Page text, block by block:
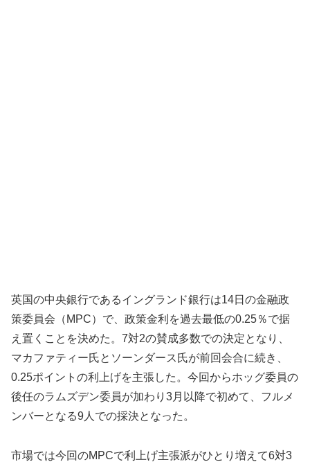
英国の中央銀行であるイングランド銀行は14日の金融政
策委員会（MPC）で、政策金利を過去最低の0.25％で据
え置くことを決めた。7対2の賛成多数での決定となり、
マカファティー氏とソーンダース氏が前回会合に続き、
0.25ポイントの利上げを主張した。今回からホッグ委員の
後任のラムズデン委員が加わり3月以降で初めて、フルメ
ンバーとなる9人での採決となった。
市場では今回のMPCで利上げ主張派がひとり増えて6対3